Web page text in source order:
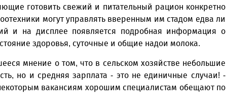
готовить свежий и питательный рацион конкретно
могут управлять вверенным им стадом едва ли
и на дисплее появляется подробная информация о
здоровья, суточные и общие надои молока.
мнение о том, что в сельском хозяйстве небольшие
но и средняя зарплата - это не единичные случаи! -
вакансиям хорошим специалистам обещают по